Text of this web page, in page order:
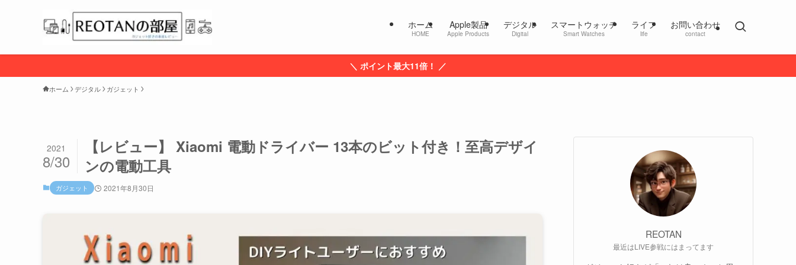
ホーム
HOME
Apple製品
Apple Products
デジタル
Digital
スマートウォッチ
Smart Watches
ライフ
life
お問い合わせ
contact
＼ ポイント最大11倍！ ／
ホーム デジタル ガジェット
【レビュー】 Xiaomi 電動ドライバー 13本のビット付き！至高デザイ
ンの電動工具
2021
8/30
ガジェット 2021年8月30日
REOTAN
最近はLIVE参戦にはまってます